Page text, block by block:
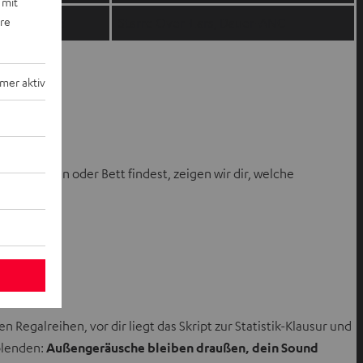
Bahn oder Bett findest, zeigen wir dir, welche
Regalreihen, vor dir liegt das Skript zur Statistik-Klausur und
Außengeräusche bleiben draußen, dein Sound
aktiv